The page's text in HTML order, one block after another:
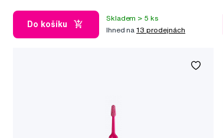
Do košíku
Skladem > 5 ks
Ihned na13 prodejnách